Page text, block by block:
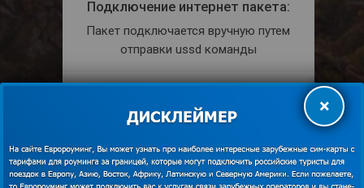
Подключение интернет пакета:
Пакет подключается вручную путем
отправки ussd команды
Разрешена.
shopping_cartКУПИТЬ
×